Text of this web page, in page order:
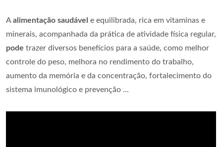
Aalimentação saudável e equilibrada, rica em vitaminas e
minerais, acompanhada da prática de atividade física regular,
pode trazer diversos benefícios para a saúde, como melhor
controle do peso, melhora no rendimento do trabalho,
aumento da memória e da concentração, fortalecimento do
sistema imunológico e prevenção ...